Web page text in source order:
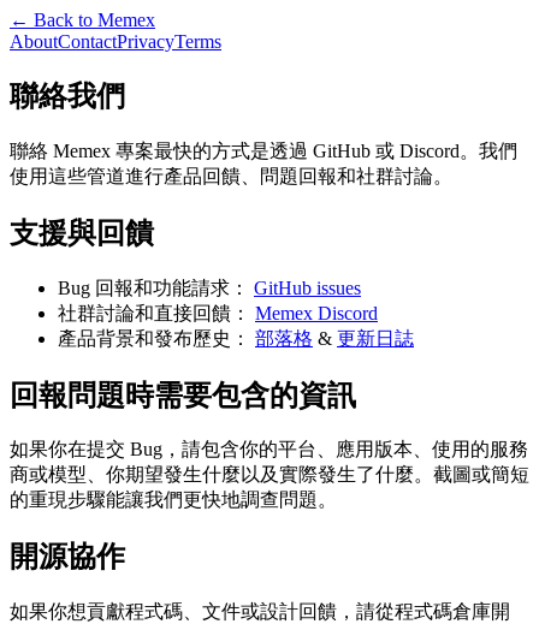
← Back to Memex
AboutContactPrivacyTerms
聯絡我們
聯絡 Memex 專案最快的方式是透過 GitHub 或 Discord。我們
使用這些管道進行產品回饋、問題回報和社群討論。
支援與回饋
Bug 回報和功能請求：
GitHub issues
社群討論和直接回饋：
Memex Discord
產品背景和發布歷史：
部落格 & 更新日誌
回報問題時需要包含的資訊
如果你在提交 Bug，請包含你的平台、應用版本、使用的服務
商或模型、你期望發生什麼以及實際發生了什麼。截圖或簡短
的重現步驟能讓我們更快地調查問題。
開源協作
如果你想貢獻程式碼、文件或設計回饋，請從程式碼倉庫開